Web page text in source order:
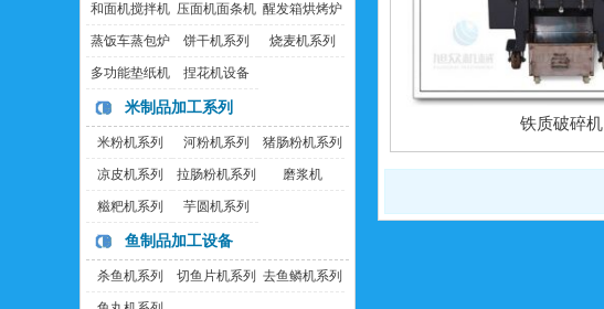
和面机搅拌机 压面机面条机 醒发箱烘烤炉
蒸饭车蒸包炉 饼干机系列 烧麦机系列
多功能垫纸机 捏花机设备
米制品加工系列
米粉机系列 河粉机系列 猪肠粉机系列
凉皮机系列 拉肠粉机系列 磨浆机
糍粑机系列 芋圆机系列
鱼制品加工设备
杀鱼机系列 切鱼片机系列 去鱼鳞机系列
铁质破碎机